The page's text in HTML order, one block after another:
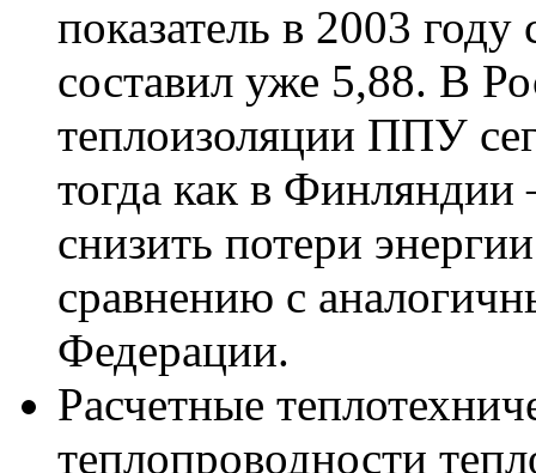
показатель в 2003 году
составил уже 5,88. В
теплоизоляции ППУ
тогда как в Финляндии
снизить потери
сравнению с
Федерации.
Расчетные
теплопроводности